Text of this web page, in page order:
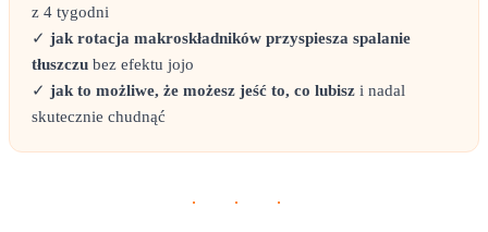
z 4 tygodni
✓ jak rotacja makroskładników przyspiesza spalanie
tłuszczu bez efektu jojo
✓ jak to możliwe, że możesz jeść to, co lubisz i nadal
skutecznie chudnąć
· · ·